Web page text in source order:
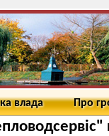
влада Про